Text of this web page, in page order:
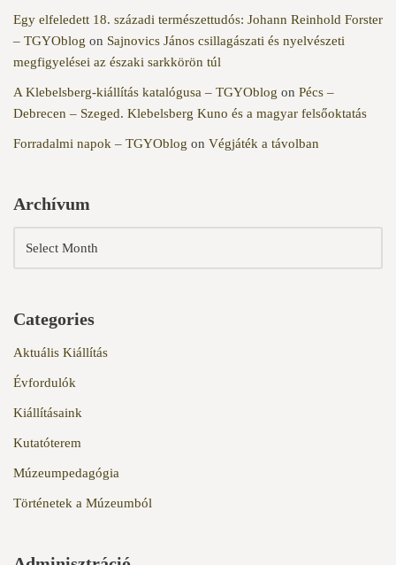
Egy elfeledett 18. századi természettudós: Johann Reinhold Forster
– TGYOblog on Sajnovics János csillagászati és nyelvészeti
megfigyelései az északi sarkkörön túl
A Klebelsberg-kiállítás katalógusa – TGYOblog on Pécs –
Debrecen – Szeged. Klebelsberg Kuno és a magyar felsőoktatás
Forradalmi napok – TGYOblog on Végjáték a távolban
Archívum
Categories
Aktuális Kiállítás
Évfordulók
Kiállításaink
Kutatóterem
Múzeumpedagógia
Történetek a Múzeumból